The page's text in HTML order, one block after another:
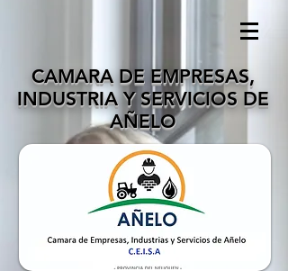
CAMARA DE EMPRESAS,
INDUSTRIA Y SERVICIOS DE
AÑELO